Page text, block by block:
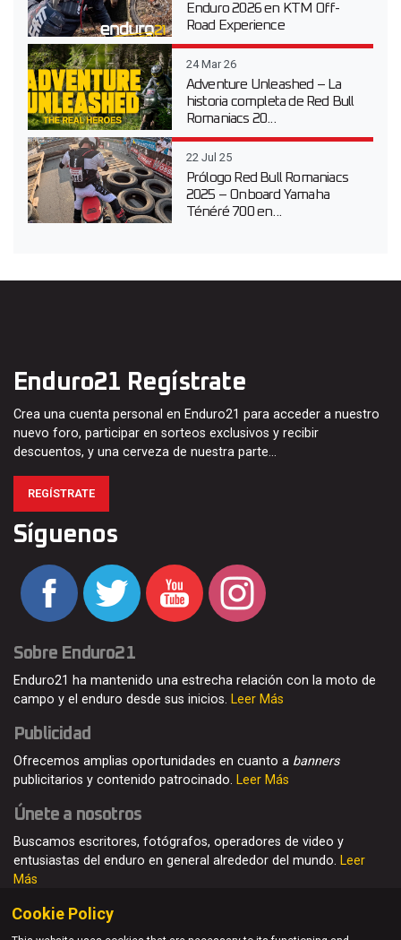
Enduro 2026 en KTM Off-
Road Experience
24 Mar 26
Adventure Unleashed – La
historia completa de Red Bull
Romaniacs 20...
22 Jul 25
Prólogo Red Bull Romaniacs
2025 – Onboard Yamaha
Ténéré 700 en...
Enduro21 Regístrate
Crea una cuenta personal en Enduro21 para acceder a nuestro
nuevo foro, participar en sorteos exclusivos y recibir
descuentos, y una cerveza de nuestra parte…
REGÍSTRATE
Síguenos
Sobre Enduro21
Enduro21 ha mantenido una estrecha relación con la moto de
campo y el enduro desde sus inicios. Leer Más
Publicidad
Ofrecemos amplias oportunidades en cuanto a banners
publicitarios y contenido patrocinado. Leer Más
Únete a nosotros
Buscamos escritores, fotógrafos, operadores de video y
entusiastas del enduro en general alrededor del mundo. Leer
Más
Cookie Policy